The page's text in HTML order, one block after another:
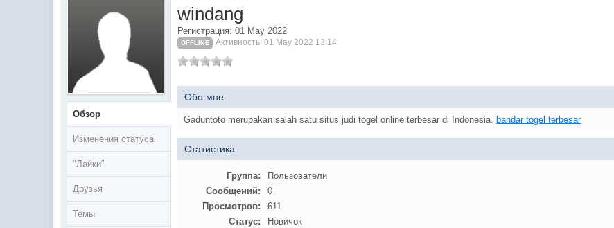
Обзор
Изменения статуса
"Лайки"
Друзья
Темы
windang
Регистрация: 01 May 2022
OFFLINE Активность: 01 May 2022 13:14
Обо мне
Gaduntoto merupakan salah satu situs judi togel online terbesar di Indonesia. bandar togel terbesar
Статистика
Группа:
Пользователи
Сообщений:
0
Просмотров:
611
Статус:
Новичок